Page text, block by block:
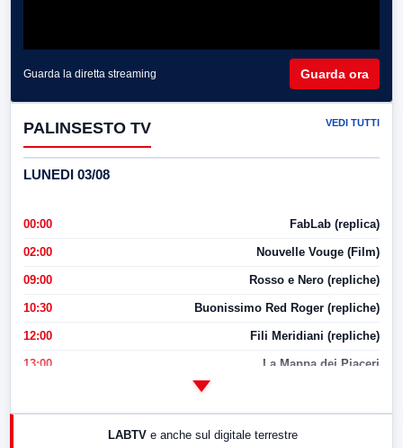
Guarda la diretta streaming Guarda ora
PALINSESTO TV VEDI TUTTI
LUNEDI 03/08
00:00 FabLab (replica)
02:00 Nouvelle Vouge (Film)
09:00 Rosso e Nero (repliche)
10:30 Buonissimo Red Roger (repliche)
12:00 Fili Meridiani (repliche)
13:00 La Mappa dei Piaceri
17:00 LabNews (replica)
LABTV e anche sul digitale terrestre